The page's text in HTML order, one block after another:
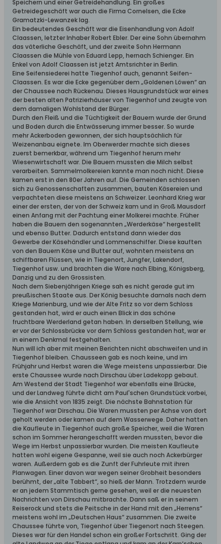
Speichern und einer Getreidehandlung. Ein großes
Getreidegeschäft war auch die Firma Cornelsen, die Ecke
Gramatzki-Lewanzek lag.
Ein bedeutendes Geschäft war die Eisenhandlung von Adolf
Claassen, letzter Inhaber Robert Ebler. Der eine Sohn übernahm
das väterliche Geschäft, und der zweite Sohn Hermann
Claassen die Mühle von Eduard Lepp, hernach Schienger. Ein
Enkel von Adolf Claassen ist jetzt Amtsrichter in Berlin.
Eine Seifensiederei hatte Tiegenhof auch, genannt Seifen-
Claassen. Es war die Ecke gegenüber dem „Goldenen Löwen“ an
der Chaussee nach Rückenau. Dieses Hausgrundstück war eines
der besten alten Patrizierhäuser von Tiegenhof und zeugte von
dem damaligen Wohlstand der Bürger.
Durch den Fleiß und die Tüchtigkeit der Bauern wurde der Grund
und Boden durch die Entwässerung immer besser. So wurde
mehr Ackerboden gewonnen, der sich hauptsächlich für
Weizenanbau eignete. Im Oberwerder machte sich dieses
zuerst bemerkbar, während um Tiegenhof herum mehr
Wiesenwirtschaft war. Die Bauern mussten die Milch selbst
verarbeiten. Sammelmolkereien kannte man noch nicht. Diese
kamen erst in den 80er Jahren auf. Die Gemeinden schlossen
sich zu Genossenschaften zusammen, bauten Käsereien und
verpachteten diese meistens an Schweizer. Leonhard Krieg war
einer der ersten, der von der Schweiz kam und in Groß Mausdorf
einen Anfang mit der Pachtung einer Molkerei machte. Früher
haben die Bauern den sogenannten „Werderkäse“ hergestellt
und ebenso Butter. Dadurch entstand dann wieder das
Gewerbe der Käsehändler und Lommenschiffer. Diese kauften
von den Bauern Käse und Butter auf, wohnten meistens an
schiffbaren Flüssen, wie in Tiegenort, Jungfer, Lakendorf,
Tiegenhof usw. und brachten die Ware nach Elbing, Königsberg,
Danzig und zu den Grossisten.
Nach dem Siebenjährigen Kriege sah es nicht gerade gut im
preußischen Staate aus. Der König besuchte damals nach dem
Kriege Marienburg, und wie der Alte Fritz so vor dem Schloss
gestanden hat, wird er auch einen Blick in das schöne
fruchtbare Werderland getan haben. In derselben Stellung, wie
er vor der Schlossbrücke vor dem Schloss gestanden hat, war er
in einem Denkmal festgehalten.
Nun will ich aber mit meinen Berichten nicht abschweifen und in
Tiegenhof bleiben. Chausseen gab es noch keine, und im
Frühjahr und Herbst waren die Wege meistens unpassierbar. Die
erste Chaussee wurde nach Dirschau über Ladekopp gebaut.
Am Westend der Stadt Tiegenhof war ebenfalls eine Brücke,
und der Landweg führte dicht am Paul'schen Grundstück vorbei,
wie die Ansicht von 1835 zeigt. Die nächste Bahnstation für
Tiegenhof war Dirschau. Die Waren mussten per Achse von dort
geholt werden oder kamen auf dem Wasserwege. Daher hatten
die Kaufleute in Tiegenhof auch große Speicher, weil die Waren
schon im Sommer herangeschafft werden mussten, bevor die
Wege im Herbst unpassierbar wurden. Die meisten Kaufleute
hatten wohl eigene Gespanne, weil sie auch noch Ackerbürger
waren. Außerdem gab es die Zunft der Fuhrleute mit ihren
Planwagen. Einer davon war wegen seiner Grobheit besonders
berühmt, der „alte Tabbert“, so hieß der Mann. Trotzdem wurde
er an jedem Stammtisch gerne gesehen, weil er die neuesten
Nachrichten von Dirschau mitbrachte. Dann saß er in seinem
Reiserock und stets die Peitsche in der Hand mit den „Herrens“
meistens wohl im „Deutschen Haus“ zusammen. Die zweite
Chaussee führte von, Tiegenhof über Tiegenort nach Steegen.
Dieses war für den Handel schon ein großer Fortschritt. Ging der